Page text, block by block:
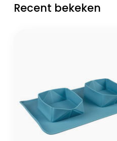
Recent bekeken